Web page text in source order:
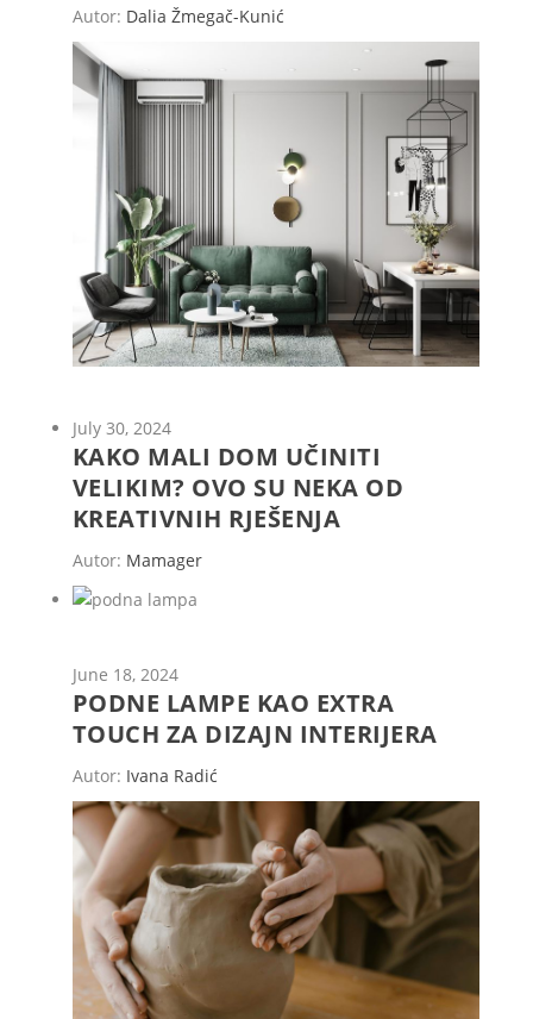
Autor: Dalia Žmegač-Kunić
July 30, 2024
KAKO MALI DOM UČINITI
VELIKIM? OVO SU NEKA OD
KREATIVNIH RJEŠENJA
Autor: Mamager
June 18, 2024
PODNE LAMPE KAO EXTRA
TOUCH ZA DIZAJN INTERIJERA
Autor: Ivana Radić